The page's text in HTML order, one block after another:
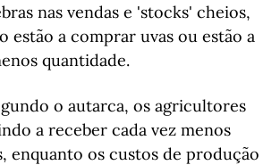
nas vendas e 'stocks' cheios,
estão a comprar uvas ou estão a
quantidade.
o autarca, os agricultores
a receber cada vez menos
enquanto os custos de produção